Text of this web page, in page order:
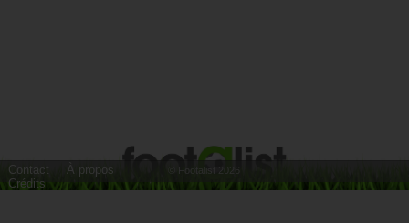
Contact
À propos
Crédits
© Footalist 2026